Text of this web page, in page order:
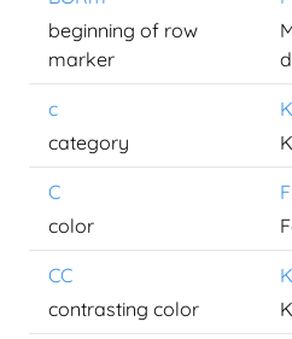
beginning of row
marker
c
K
category
C
color
CC
contrasting color